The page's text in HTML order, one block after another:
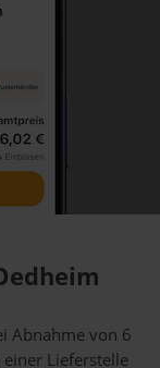
Abnahmevon 6
Lieferstelle